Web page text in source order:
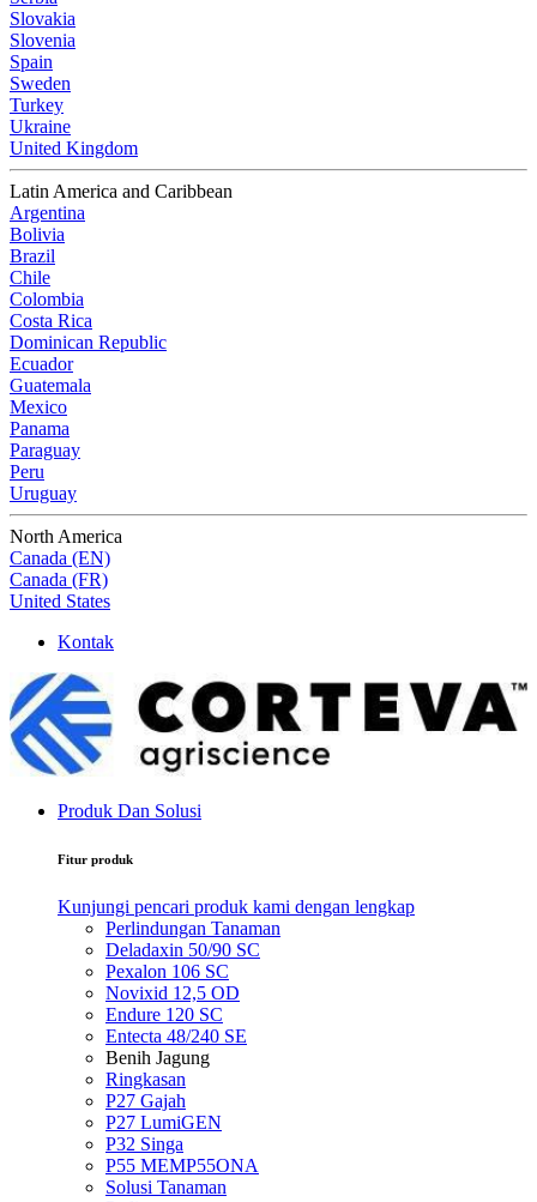
Slovakia
Slovenia
Spain
Sweden
Turkey
Ukraine
United Kingdom
Latin America and Caribbean
Argentina
Bolivia
Brazil
Chile
Colombia
Costa Rica
Dominican Republic
Ecuador
Guatemala
Mexico
Panama
Paraguay
Peru
Uruguay
North America
Canada (EN)
Canada (FR)
United States
Kontak
Produk Dan Solusi
Fitur produk
Kunjungi pencari produk kami dengan lengkap
Perlindungan Tanaman
Deladaxin 50/90 SC
Pexalon 106 SC
Novixid 12,5 OD
Endure 120 SC
Entecta 48/240 SE
Benih Jagung
Ringkasan
P27 Gajah
P27 LumiGEN
P32 Singa
P55 MEMP55ONA
Solusi Tanaman